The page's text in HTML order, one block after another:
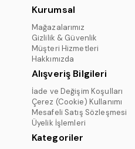
Kurumsal
Mağazalarımız
Gizlilik & Güvenlik
Müşteri Hizmetleri
Hakkımızda
Alışveriş Bilgileri
İade ve Değişim Koşulları
Çerez (Cookie) Kullanımı
Mesafeli Satış Sözleşmesi
Üyelik İşlemleri
Kategoriler